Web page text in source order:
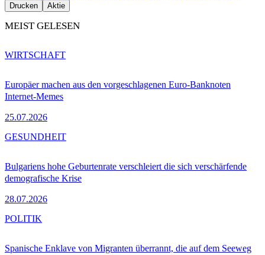
Drucken Aktie
MEIST GELESEN
Europäer machen aus den vorgeschlagenen Euro-Banknoten
Internet-Memes
25.07.2026
WIRTSCHAFT
Bulgariens hohe Geburtenrate verschleiert die sich verschärfende
demografische Krise
28.07.2026
GESUNDHEIT
Spanische Enklave von Migranten überrannt, die auf dem Seeweg
POLITIK